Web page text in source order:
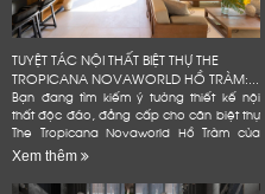
TUYỆT TÁC NỘI THẤT BIỆT THỰ THE
TROPICANA NOVAWORLD HỒ TRÀM:...
Bạn đang tìm kiếm ý tưởng thiết kế nội
thất độc đáo, đẳng cấp cho căn biệt thự
The Tropicana Novaworld Hồ Tràm của
mình? Hãy để Lifeconcept đồng hành
Xem thêm